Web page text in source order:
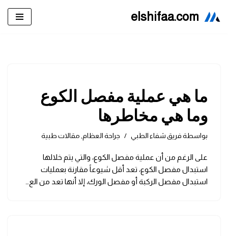
elshifaa.com
ما هي عملية مفصل الكوع
وما هي مخاطرها
بواسطة فريق شفاء الطبي جراحة العظام, مقالات طبية
على الرغم من أن عملية مفصل الكوع، والتي يتم خلالها
استبدال مفصل الكوع، تعد أقل شيوعاً مقارنة بعمليات
استبدال مفصل الركبة أو مفصل الورك، إلا أنها تعد من الع…